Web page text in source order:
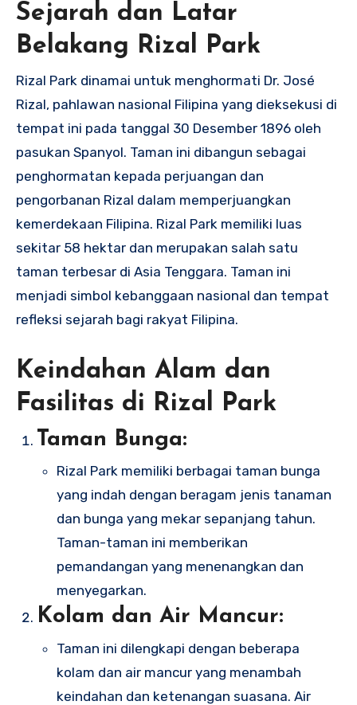
Sejarah dan Latar
Belakang Rizal Park
Rizal Park dinamai untuk menghormati Dr. José
Rizal, pahlawan nasional Filipina yang dieksekusi di
tempat ini pada tanggal 30 Desember 1896 oleh
pasukan Spanyol. Taman ini dibangun sebagai
penghormatan kepada perjuangan dan
pengorbanan Rizal dalam memperjuangkan
kemerdekaan Filipina. Rizal Park memiliki luas
sekitar 58 hektar dan merupakan salah satu
taman terbesar di Asia Tenggara. Taman ini
menjadi simbol kebanggaan nasional dan tempat
refleksi sejarah bagi rakyat Filipina.
Keindahan Alam dan
Fasilitas di Rizal Park
Taman Bunga:
Rizal Park memiliki berbagai taman bunga
yang indah dengan beragam jenis tanaman
dan bunga yang mekar sepanjang tahun.
Taman-taman ini memberikan
pemandangan yang menenangkan dan
menyegarkan.
Kolam dan Air Mancur:
Taman ini dilengkapi dengan beberapa
kolam dan air mancur yang menambah
keindahan dan ketenangan suasana. Air